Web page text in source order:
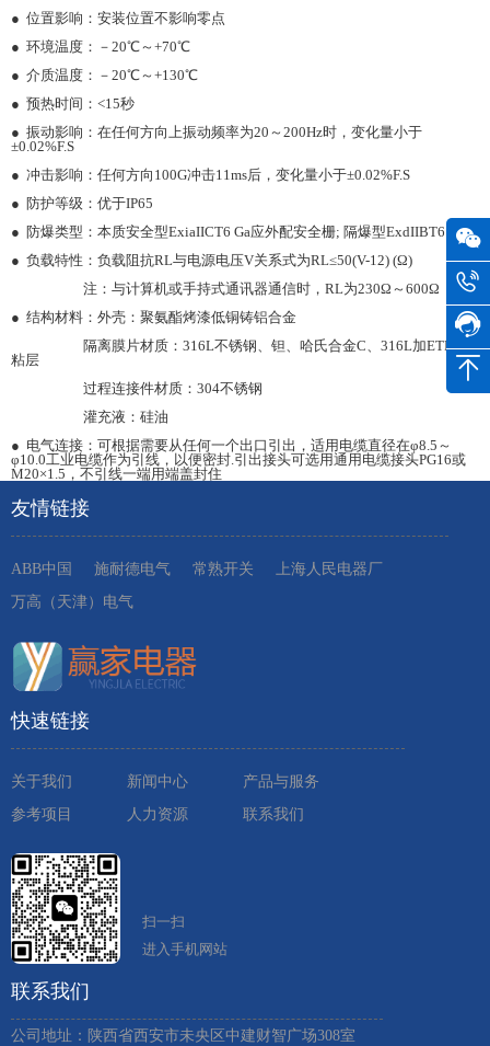
● 位置影响：安装位置不影响零点
● 环境温度：－20℃～+70℃
● 介质温度：－20℃～+130℃
● 预热时间：<15秒
● 振动影响：在任何方向上振动频率为20～200Hz时，变化量小于
±0.02%F.S
● 冲击影响：任何方向100G冲击11ms后，变化量小于±0.02%F.S
● 防护等级：优于IP65
● 防爆类型：本质安全型ExiaIICT6 Ga应外配安全栅; 隔爆型ExdIIBT6 Gb
● 负载特性：负载阻抗RL与电源电压V关系式为RL≤50(V-12) (Ω)
注：与计算机或手持式通讯器通信时，RL为230Ω～600Ω
● 结构材料：外壳：聚氨酯烤漆低铜铸铝合金
隔离膜片材质：316L不锈钢、钽、哈氏合金C、316L加ETFE防
粘层
过程连接件材质：304不锈钢
灌充液：硅油
● 电气连接：可根据需要从任何一个出口引出，适用电缆直径在φ8.5～
φ10.0工业电缆作为引线，以便密封.引出接头可选用通用电缆接头PG16或
M20×1.5，不引线一端用端盖封住
友情链接
ABB中国 施耐德电气 常熟开关
上海人民电器厂
万高（天津）电气
快速链接
关于我们 新闻中心
产品与服务
参考项目
人力资源 联系我们
扫一扫
进入手机网站
联系我们
公司地址：陕西省西安市未央区中建财智广场308室